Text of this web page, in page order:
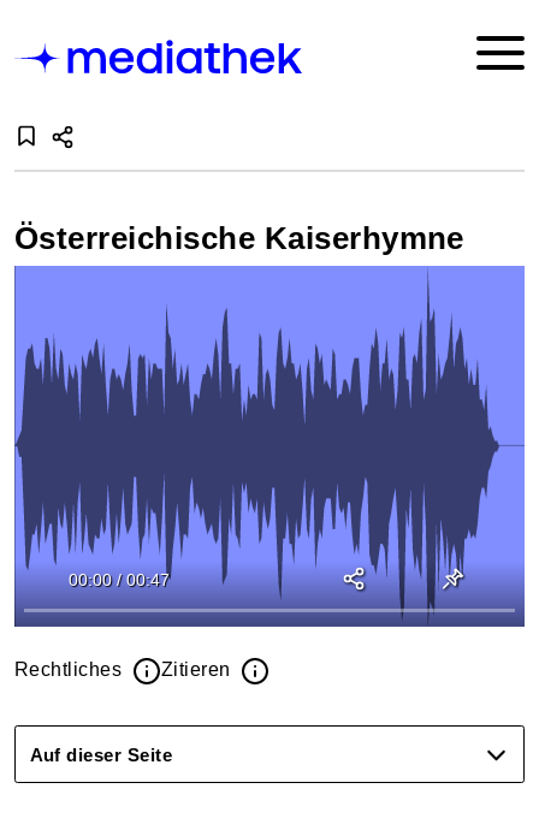
Österreichische Kaiserhymne
00:00 / 00:47
Rechtliches Zitieren
Auf dieser Seite